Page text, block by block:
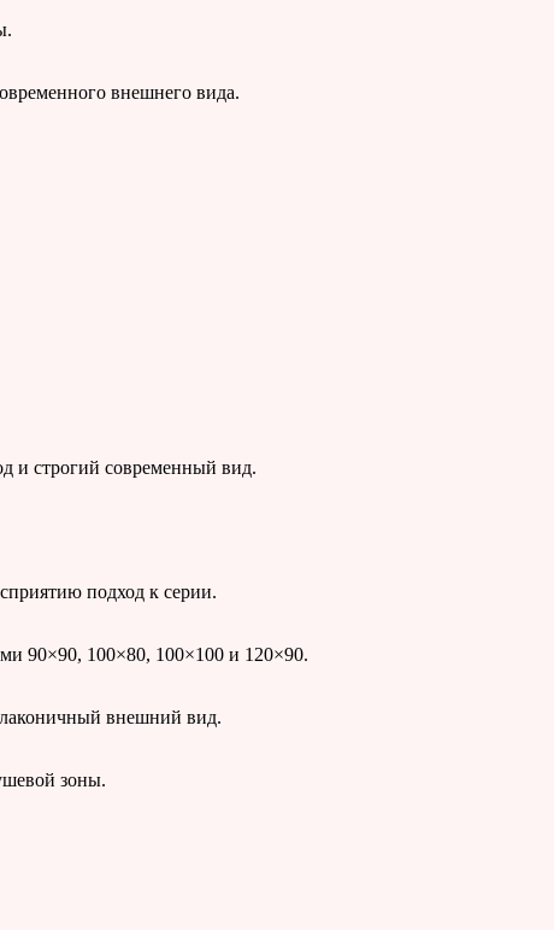
внешнего вида.
и строгий современный вид.
подход к серии.
90×90, 100×80, 100×100 и 120×90.
лаконичный внешний вид.
зоны.